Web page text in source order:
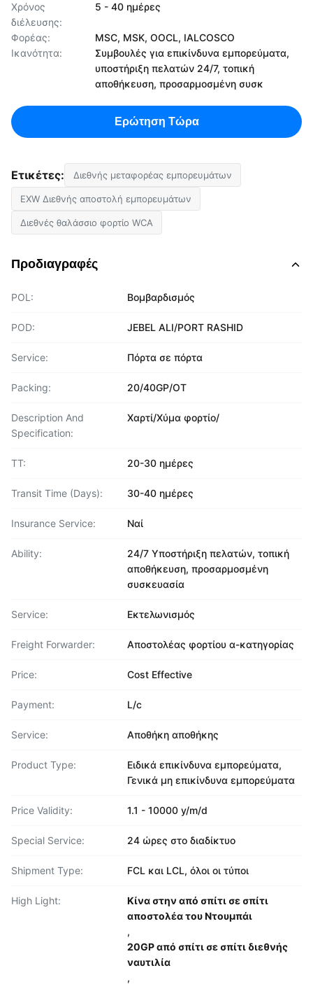
Χρόνος
διέλευσης:
5 - 40 ημέρες
Φορέας:
MSC, MSK, OOCL, IALCOSCO
Ικανότητα:
Συμβουλές για επικίνδυνα εμπορεύματα,
υποστήριξη πελατών 24/7, τοπική
αποθήκευση, προσαρμοσμένη συσκ
Ερώτηση Τώρα
Ετικέτες: Διεθνής μεταφορέας εμπορευμάτων
EXW Διεθνής αποστολή εμπορευμάτων
Διεθνές θαλάσσιο φορτίο WCA
Προδιαγραφές
POL: Βομβαρδισμός
POD: JEBEL ALI/PORT RASHID
Service: Πόρτα σε πόρτα
Packing: 20/40GP/OT
Description And
Specification:
Χαρτί/Χύμα φορτίο/
TT: 20-30 ημέρες
Transit Time (Days): 30-40 ημέρες
Insurance Service: Ναί
Ability:
24/7 Υποστήριξη πελατών, τοπική
αποθήκευση, προσαρμοσμένη
συσκευασία
Service: Εκτελωνισμός
Freight Forwarder: Αποστολέας φορτίου α-κατηγορίας
Price: Cost Effective
Payment: L/c
Service: Αποθήκη αποθήκης
Product Type:
Ειδικά επικίνδυνα εμπορεύματα,
Γενικά μη επικίνδυνα εμπορεύματα
Price Validity: 1.1 - 10000 y/m/d
Special Service: 24 ώρες στο διαδίκτυο
Shipment Type: FCL και LCL, όλοι οι τύποι
High Light:
Κίνα στην από σπίτι σε σπίτι
αποστολέα του Ντουμπάι
,
20GP από σπίτι σε σπίτι διεθνής
ναυτιλία
,